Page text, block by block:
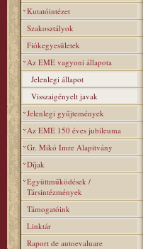
Kutatóintézet
Szakosztályok
Fiókegyesületek
Az EME vagyoni állapota
Jelenlegi állapot
Visszaigényelt javak
Jelenlegi gyűjtemények
Az EME 150 éves jubileuma
Gr. Mikó Imre Alapitvány
Díjak
Együttműködések /
Társintézmények
Támogatóink
Linktár
Raport de autoevaluare